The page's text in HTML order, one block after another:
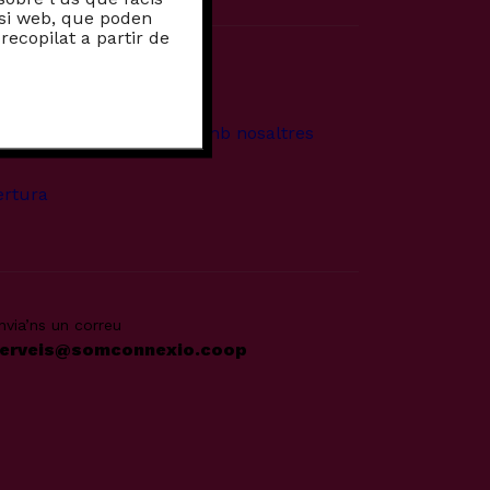
web, que poden
a partir de
Treballa amb nosaltres
un correu